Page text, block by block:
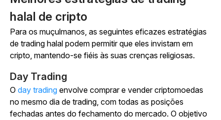
halal de cripto
Para os muçulmanos, as seguintes eficazes estratégias
de trading halal podem permitir que eles invistam em
cripto, mantendo-se fiéis às suas crenças religiosas.
Day Trading
O day trading envolve comprar e vender criptomoedas
no mesmo dia de trading, com todas as posições
fechadas antes do fechamento do mercado. O objetivo